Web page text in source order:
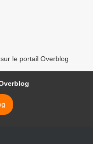
le portail Overblog